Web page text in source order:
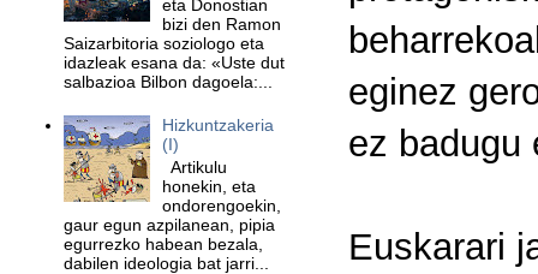
eginez
ez badugu
Euskarari
eta Donostian
bizi den Ramon
Saizarbitoria soziologo eta
idazleak esana da: «Uste dut
salbazioa Bilbon dagoela:...
Hizkuntzakeria
(I)
Artikulu
honekin, eta
ondorengoekin,
gaur egun azpilanean, pipia
egurrezko habean bezala,
dabilen ideologia bat jarri...